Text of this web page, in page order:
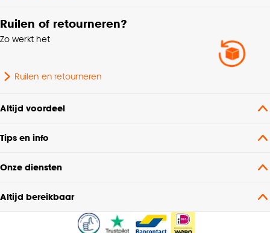
Soort stof
Gewicht gram per m2
Ruilen of retourneren?
Zo werkt het
Ruilen en retourneren
Altijd voordeel
Tips en info
Onze diensten
Altijd bereikbaar